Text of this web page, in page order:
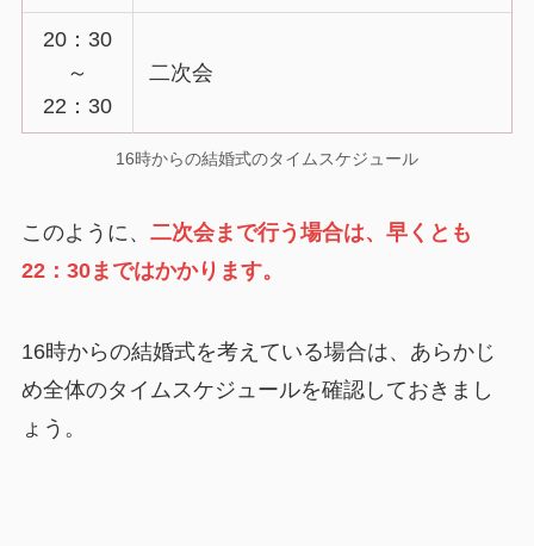
20：30
～
22：30
二次会
16時からの結婚式のタイムスケジュール
このように、 二次会まで行う場合は、早くとも
22：30まではかかります。
16時からの結婚式を考えている場合は、あらかじ
め全体のタイムスケジュールを確認しておきまし
ょう。